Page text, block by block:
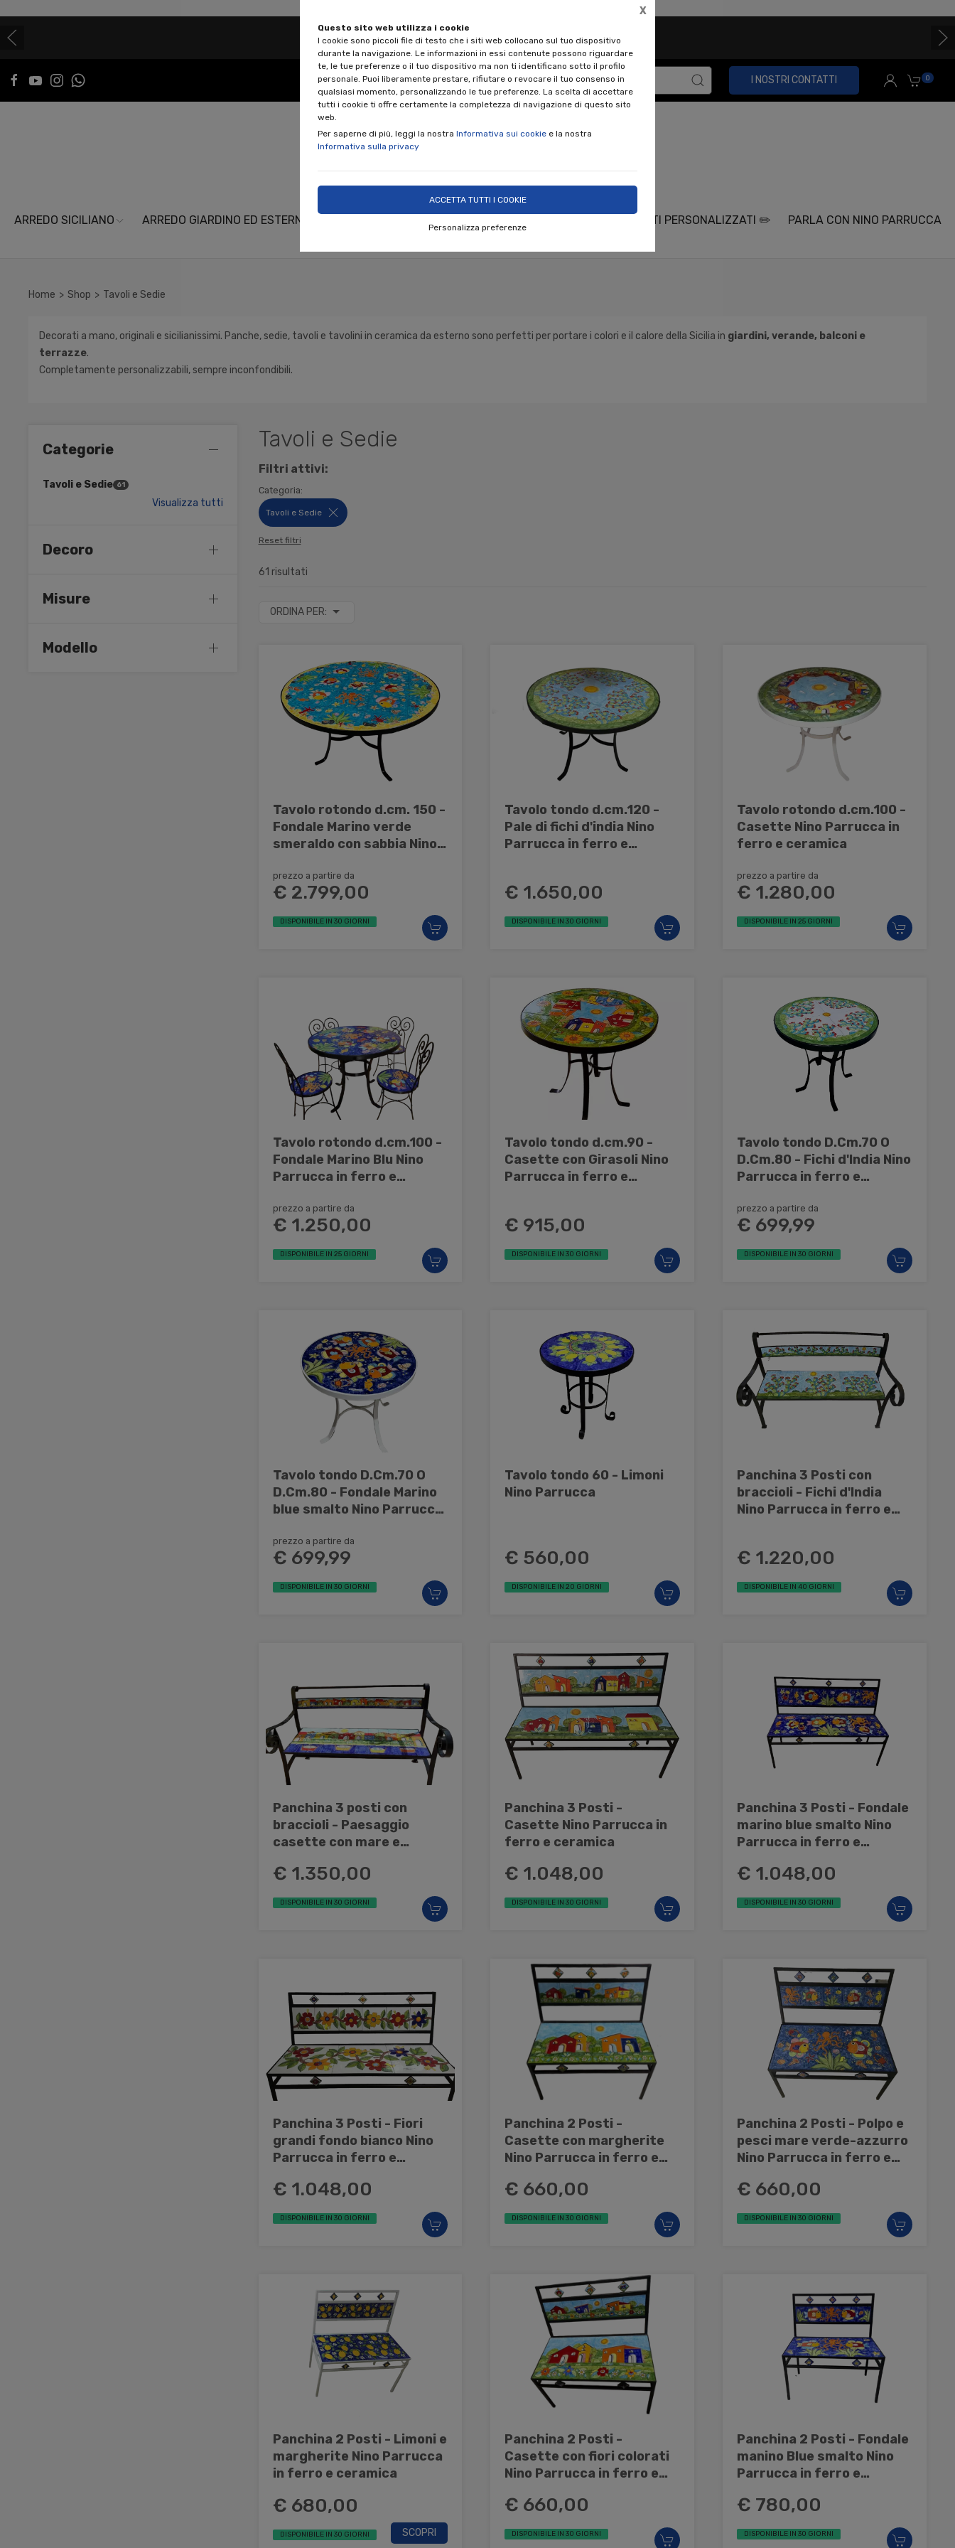
Questo sito web utilizza i cookie
I cookie sono piccoli file di testo che i siti web collocano sul tuo dispositivo
durante la navigazione. Le informazioni in essi contenute possono riguardare
te, le tue preferenze o il tuo dispositivo ma non ti identificano sotto il profilo
personale. Puoi liberamente prestare, rifiutare o revocare il tuo consenso in
qualsiasi momento, personalizzando le tue preferenze. La scelta di accettare
tutti i cookie ti offre certamente la completezza di navigazione di questo sito
web.
Per saperne di più, leggi la nostra Informativa sui cookie e la nostra
Informativa sulla privacy
ACCETTA TUTTI I COOKIE
Personalizza preferenze
X
I NOSTRI CONTATTI 0
ARREDO SICILIANO ARREDO GIARDINO ED ESTERNI PROGETTI PERSONALIZZATI ✏️
PARLA CON NINO PARRUCCA
Home Shop Tavoli e Sedie
Decorati a mano, originali e sicilianissimi. Panche, sedie, tavoli e tavolini in ceramica da esterno sono perfetti per portare i colori e il calore della Sicilia in giardini, verande, balconi e
terrazze.
Completamente personalizzabili, sempre inconfondibili.
Categorie
Tavoli e Sedie 61
Visualizza tutti
Decoro
Misure
Modello
Tavoli e Sedie
Filtri attivi:
Categoria:
Tavoli e Sedie
Reset filtri
61 risultati
ORDINA PER:
Tavolo rotondo d.cm. 150 -
Fondale Marino verde
smeraldo con sabbia Nino
ceramica
prezzo a partire da
€ 2.799,00
DISPONIBILE IN 30 GIORNI
Tavolo tondo d.cm.120 -
Pale di fichi d'india Nino
Parrucca in ferro e
€ 1.650,00
DISPONIBILE IN 30 GIORNI
Tavolo rotondo d.cm.100 -
Casette Nino Parrucca in
ferro e ceramica
prezzo a partire da
€ 1.280,00
DISPONIBILE IN 25 GIORNI
Tavolo rotondo d.cm.100 -
Fondale Marino Blu Nino
Parrucca in ferro e
prezzo a partire da
€ 1.250,00
DISPONIBILE IN 25 GIORNI
Tavolo tondo d.cm.90 -
Casette con Girasoli Nino
Parrucca in ferro e
€ 915,00
DISPONIBILE IN 30 GIORNI
Tavolo tondo D.Cm.70 O
D.Cm.80 - Fichi d'India Nino
Parrucca in ferro e
prezzo a partire da
€ 699,99
DISPONIBILE IN 30 GIORNI
Tavolo tondo D.Cm.70 O
D.Cm.80 - Fondale Marino
blue smalto Nino Parrucca
prezzo a partire da
€ 699,99
DISPONIBILE IN 30 GIORNI
Tavolo tondo 60 - Limoni
Nino Parrucca
€ 560,00
DISPONIBILE IN 20 GIORNI
Panchina 3 Posti con
braccioli - Fichi d'India
Nino Parrucca in ferro e
€ 1.220,00
DISPONIBILE IN 40 GIORNI
Panchina 3 posti con
braccioli - Paesaggio
casette con mare e
ferro e ceramica
€ 1.350,00
DISPONIBILE IN 30 GIORNI
Panchina 3 Posti -
Casette Nino Parrucca in
ferro e ceramica
€ 1.048,00
DISPONIBILE IN 30 GIORNI
Panchina 3 Posti - Fondale
marino blue smalto Nino
Parrucca in ferro e
€ 1.048,00
DISPONIBILE IN 30 GIORNI
Panchina 3 Posti - Fiori
grandi fondo bianco Nino
Parrucca in ferro e
€ 1.048,00
DISPONIBILE IN 30 GIORNI
Panchina 2 Posti -
Casette con margherite
Nino Parrucca in ferro e
€ 660,00
DISPONIBILE IN 30 GIORNI
Panchina 2 Posti - Polpo e
pesci mare verde-azzurro
Nino Parrucca in ferro e
€ 660,00
DISPONIBILE IN 30 GIORNI
Panchina 2 Posti - Limoni e
margherite Nino Parrucca
in ferro e ceramica
€ 680,00
DISPONIBILE IN 30 GIORNI SCOPRI
Panchina 2 Posti -
Casette con fiori colorati
Nino Parrucca in ferro e
€ 660,00
DISPONIBILE IN 30 GIORNI
Panchina 2 Posti - Fondale
manino Blue smalto Nino
Parrucca in ferro e
€ 780,00
DISPONIBILE IN 30 GIORNI